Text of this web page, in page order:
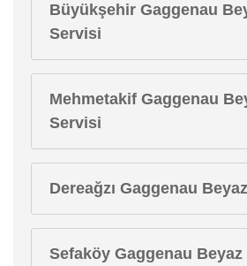
Büyükşehir Gaggenau
Servisi
Mehmetakif Gaggenau
Servisi
Dereağzı Gaggenau
Sefaköy Gaggenau